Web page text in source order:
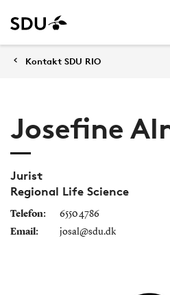
Kontakt SDU RIO
Josefine
Jurist
Regional Life Science
Telefon:
6550 4786
Email:
josal@sdu.dk